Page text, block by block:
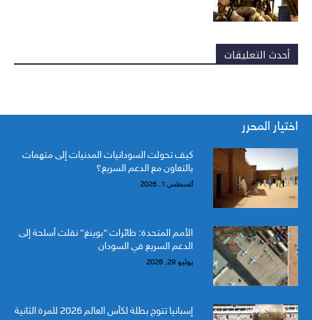
أحدث التعليقات
اختيار المحرر
كيف تحولت السودانيات المدنيات إلى متهمات
بالتعاون مع الدعم السريع؟
أغسطس 1, 2026
الأمم المتحدة: طائرات “بوينغ” نقلت أسلحة إلى
الدعم السريع في السودان
يوليو 29, 2026
إسبانيا تتوج بطلة لكأس العالم 2026 للمرة الثانية